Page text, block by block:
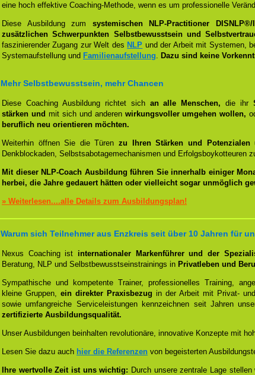
eine hoch effektive Coaching-Methode, wenn es um professionelle
Diese Ausbildung zum systemischen NLP-Practitioner
zusätzlichen Schwerpunkten Selbstbewusstsein und
faszinierender Zugang zur Welt des NLP und der Arbeit mit Systemen,
Systemaufstellung und Familienaufstellung. Dazu sind keine
Mehr Selbstbewusstsein, mehr Chancen
Diese Coaching Ausbildung richtet sich an alle Menschen, die ihr
stärken und mit sich und anderen wirkungsvoller umgehen wollen,
beruflich neu orientieren möchten.
Weiterhin öffnen Sie die Türenzu Ihren Stärken und Potenzialen
Denkblockaden, Selbstsabotagemechanismen und Erfolgsboykotteuren
Mit dieser NLP-Coach Ausbildung führen Sie innerhalb einiger
herbei, die Jahre gedauert hätten oder vielleicht sogar unmöglich
» Weiterlesen....alle Details zum Ausbildungsplan!
Warum sich Teilnehmer aus Enzkreis seit über 10 Jahren für
Nexus Coaching ist internationaler Markenführer und der
Beratung, NLP und Selbstbewusstseinstrainings in Privatleben und
Sympathische und kompetente Trainer, professionelles Training,
kleine Gruppen, ein direkter Praxisbezug in der Arbeit mit Privat-
sowie umfangreiche Serviceleistungen kennzeichnen seit Jahren
zertifizierte Ausbildungsqualität.
Unser Ausbildungen beinhalten revolutionäre, innovative Konzepte mit
Lesen Sie dazu auch hier die Referenzen von begeisterten
Ihre wertvolle Zeit ist uns wichtig: Durch unsere zentrale Lage